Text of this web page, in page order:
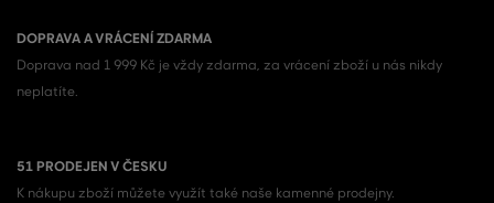
DOPRAVA A VRÁCENÍ ZDARMA
Doprava nad 1 999 Kč je vždy zdarma, za vrácení zboží u nás nikdy
neplatíte.
51 PRODEJEN V ČESKU
K nákupu zboží můžete využít také naše kamenné prodejny.